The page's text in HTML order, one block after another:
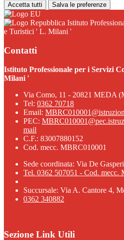
Accetta tutti Salva le preferenze
Istituto
e Turistici ' L. Milani '
Contatti
Istituto Professionale per i Servizi
Milani '
Via Como, 11 - 20821 MEDA
Tel: 0362 70718
Email:
PEC:
mail
C.F.: 83007880152
Cod. mecc. MBRC010001
Sede coordinata: Via De
Tel. 0362 507051 - Cod. mecc.
Succursale: Via A. Cantore 4,
0362 340882
Sezione Link Utili